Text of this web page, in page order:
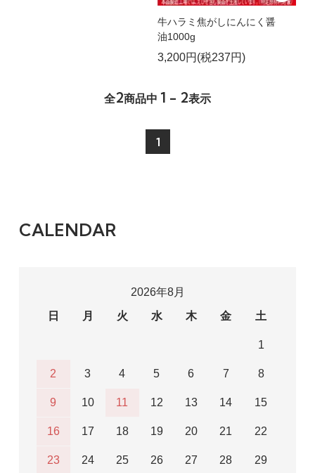
牛ハラミ焦がしにんにく醤
油1000g
3,200円(税237円)
全2商品中 1 - 2表示
1
CALENDAR
2026年8月
日
月 火 水 木 金 土
1
2 3 4 5 6 7 8
9 10 11 12 13 14 15
16 17 18 19 20 21 22
23 24 25 26 27 28 29